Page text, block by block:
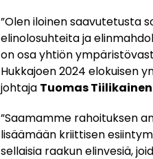
”Olen iloinen saavutetusta
elinolosuhteita ja
on osa yhtiön
Hukkajoen 2024 elokuisen
johtaja Tuomas Tiilikainen
”Saamamme rahoituksen
lisäämään kriittisen
sellaisia raakun elinvesiä,